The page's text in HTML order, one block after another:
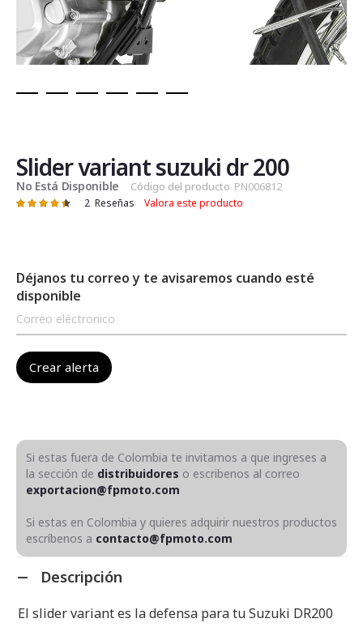
de
la
galería
de
Slider variant suzuki dr 200
No Está Disponible Código del producto PN006812
Valoración: 2 Reseñas Valora este producto
Déjanos tu correo y te avisaremos cuando esté
disponible
Si estas fuera de Colombia te invitamos a que ingreses a
la sección de distribuidores o escribenos al correo
exportacion@fpmoto.com
Si estas en Colombia y quieres adquirir nuestros productos
escríbenos a contacto@fpmoto.com
Descripción
El slider variant es la defensa para tu Suzuki DR200